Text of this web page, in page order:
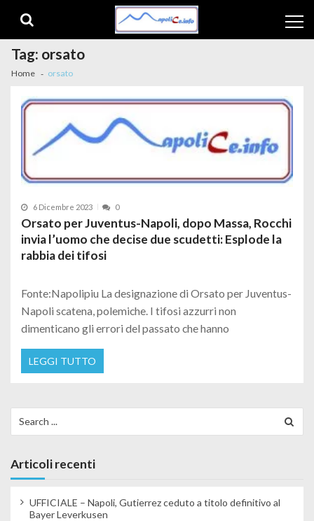
Tag: orsato
Home orsato
6 Dicembre 2023 0
Orsato per Juventus-Napoli, dopo Massa, Rocchi
invia l’uomo che decise due scudetti: Esplode la
rabbia dei tifosi
Fonte:Napolipiu La designazione di Orsato per Juventus-
Napoli scatena, polemiche. I tifosi azzurri non
dimenticano gli errori del passato che hanno
LEGGI TUTTO
Articoli recenti
UFFICIALE – Napoli, Gutierrez ceduto a titolo definitivo al
Bayer Leverkusen